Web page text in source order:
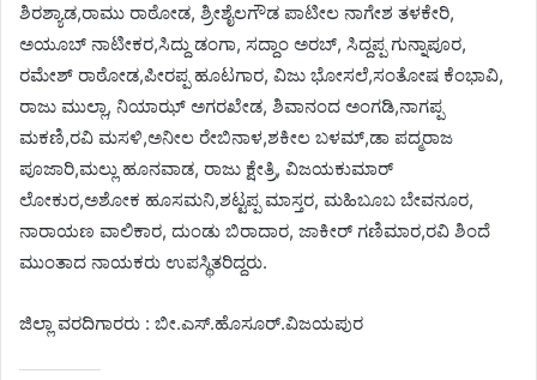
ಶಿರಶ್ಯಾಡ,ರಾಮು ರಾಠೋಡ, ಶ್ರೀಶೈಲಗೌಡ ಪಾಟೀಲ ನಾಗೇಶ ತಳಕೇರಿ,
ಅಯೂಬ್ ನಾಟೀಕರ,ಸಿದ್ದು ಡಂಗಾ, ಸದ್ದಾಂ ಅರಬ್, ಸಿದ್ದಪ್ಪ ಗುನ್ನಾಪೂರ,
ರಮೇಶ್ ರಾಠೋಡ,ಪೀರಪ್ಪ ಹೂಟಗಾರ, ವಿಜು ಭೋಸಲೆ,ಸಂತೋಷ ಕೆಂಭಾವಿ,
ರಾಜು ಮುಲ್ಲಾ, ನಿಯಾಝ್ ಅಗರಖೇಡ, ಶಿವಾನಂದ ಅಂಗಡಿ,ನಾಗಪ್ಪ
ಮಕಣಿ,ರವಿ ಮಸಳಿ,ಅನೀಲ ರೇಬಿನಾಳ,ಶಕೀಲ ಬಳಮ್,ಡಾ ಪದ್ಮರಾಜ
ಪೂಜಾರಿ,ಮಲ್ಲು ಹೂನವಾಡ, ರಾಜು ಕ್ಷೇತ್ರಿ, ವಿಜಯಕುಮಾರ್
ಲೋಕುರ,ಅಶೋಕ ಹೂಸಮನಿ,ಶಟ್ಟಪ್ಪ ಮಾಸ್ತರ, ಮಹಿಬೂಬ ಬೇವನೂರ,
ನಾರಾಯಣ ವಾಲಿಕಾರ, ದುಂಡು ಬಿರಾದಾರ, ಜಾಕೀರ್ ಗಣಿಮಾರ,ರವಿ ಶಿಂದೆ
ಮುಂತಾದ ನಾಯಕರು ಉಪಸ್ಥಿತರಿದ್ದರು.
ಜಿಲ್ಲಾ ವರದಿಗಾರರು : ಬೀ.ಎಸ್.ಹೊಸೂರ್.ವಿಜಯಪುರ